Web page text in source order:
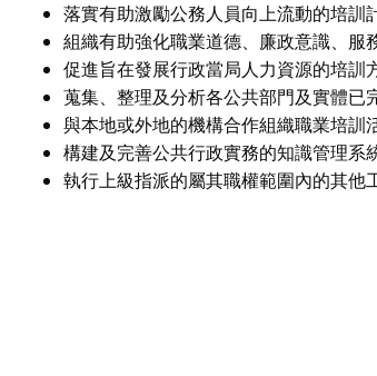
落實有助激勵公務人員向上流動的培訓
組織有助強化職業道德、廉政意識、服
促進旨在發展行政當局人力資源的培訓
蒐集、整理及分析各公共部門及實體已
與本地或外地的機構合作組織職業培訓
構建及完善公共行政實務的知識管理系
執行上級指派的屬其職權範圍內的其他